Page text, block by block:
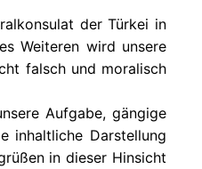
der Türkei in
Weiteren wird unsere
falsch und moralisch
Aufgabe, gängige
inhaltliche Darstellung
in dieser Hinsicht